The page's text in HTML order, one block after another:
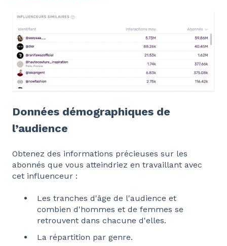
Données démographiques de
l’audience
Obtenez des informations précieuses sur les
abonnés que vous atteindriez en travaillant avec
cet influenceur :
Les tranches d'âge de l'audience et
combien d'hommes et de femmes se
retrouvent dans chacune d'elles.
La répartition par genre.